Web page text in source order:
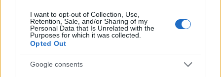
I want to opt-out of Collection, Use,
Retention, Sale, and/or Sharing of my
Personal Data that Is Unrelated with the
Purposes for which it was collected.
Opted Out
Google consents